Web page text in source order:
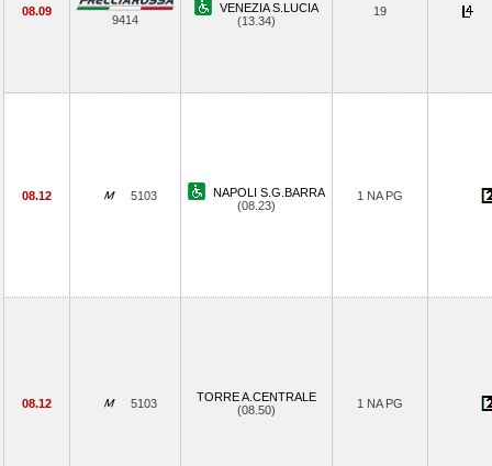
08.09
9414
VENEZIA S.LUCIA
(13.34)
19
08.12 5103
NAPOLI S.G.BARRA
(08.23)
1 NA PG
08.12 5103
TORRE A.CENTRALE
(08.50)
1 NA PG